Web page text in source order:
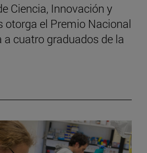
Ciencia, Innovación y
otorga el Premio Nacional
a cuatro graduados de la